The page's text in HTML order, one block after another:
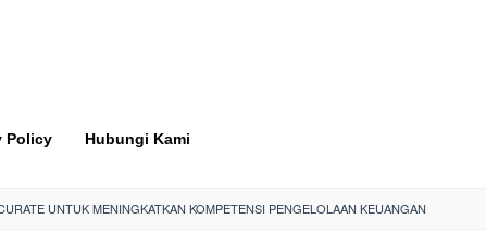
Policy Hubungi Kami
UNTUK MENINGKATKAN KOMPETENSI PENGELOLAAN KEUANGAN